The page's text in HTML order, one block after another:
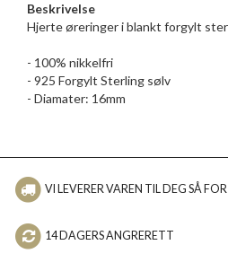
Beskrivelse
Hjerte øreringer i blankt forgylt
- 100% nikkelfri
- 925 Forgylt Sterling sølv
- Diamater: 16mm
VI LEVERER VAREN TIL DEG SÅ
14 DAGERS ANGRERETT